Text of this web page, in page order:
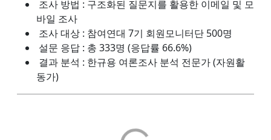
조사 방법 : 구조화된 질문지를 활용한 이메일 및 모
바일 조사
조사 대상 : 참여연대 7기 회원모니터단 500명
설문 응답 : 총 333명 (응답률 66.6%)
결과 분석 : 한규용 여론조사 분석 전문가 (자원활
동가)